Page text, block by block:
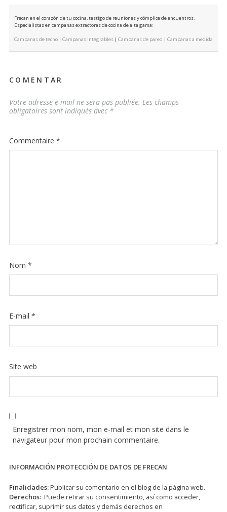
Frecan en el corazón de tu cocina, testigo de reuniones y cómplice de encuentros.
Especialistas en campanas extractoras de cocina de alta gama:
Campanas de techo | Campanas integrables | Campanas de pared | Campanas a medida
COMENTAR
Votre adresse e-mail ne sera pas publiée. Les champs
obligatoires sont indiqués avec *
Commentaire *
Nom *
E-mail *
Site web
Enregistrer mon nom, mon e-mail et mon site dans le
navigateur pour mon prochain commentaire.
INFORMACIÓN PROTECCIÓN DE DATOS DE FRECAN
Finalidades:Publicar su comentario en el blog de la página web.
Derechos: Puede retirar su consentimiento, así como acceder,
rectificar, suprimir sus datos y demás derechos en